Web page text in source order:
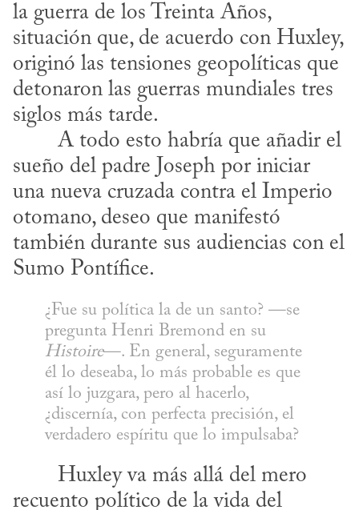
la guerra de los Treinta Años,
situación que, de acuerdo con Huxley,
originó las tensiones geopolíticas que
detonaron las guerras mundiales tres
siglos más tarde.
sueño del padre Joseph por iniciar
una nueva cruzada contra el Imperio
otomano, deseo que manifestó
también durante sus audiencias con el
Sumo Pontífice.
¿Fue su política la de un santo? —se
Histoire—. En general, seguramente
él lo deseaba, lo más probable es que
así lo juzgara, pero al hacerlo,
¿discernía, con perfecta precisión, el
verdadero espíritu que lo impulsaba?
recuento político de la vida del